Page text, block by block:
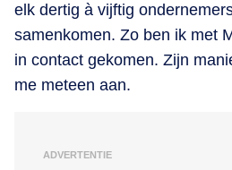
elk dertig à vijftig
samenkomen. Zo ben ik met
in contact gekomen. Zijn
me meteen aan.
ADVERTENTIE